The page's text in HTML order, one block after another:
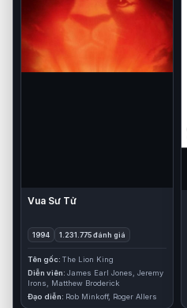
Vua Sư Tử
1994 1.231.775 đánh giá
Tên gốc The Lion King
Diễn viên James Earl Jones, Jeremy
Irons, Matthew Broderick
Đạo diễn
Rob Minkoff, Roger Allers